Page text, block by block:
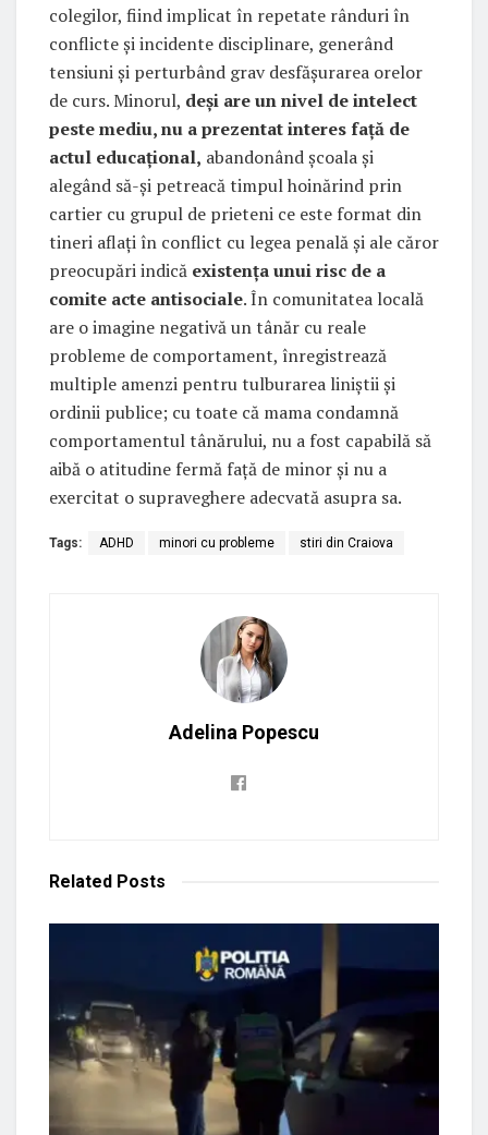
colegilor, fiind implicat în repetate rânduri în
conflicte și incidente disciplinare, generând
tensiuni și perturbând grav desfășurarea orelor
de curs. Minorul, deși are un nivel de intelect
peste mediu, nu a prezentat interes față de
actul educațional, abandonând școala și
alegând să-și petreacă timpul hoinărind prin
cartier cu grupul de prieteni ce este format din
tineri aflați în conflict cu legea penală și ale căror
preocupări indică existența unui risc de a
comite acte antisociale. În comunitatea locală
are o imagine negativă un tânăr cu reale
probleme de comportament, înregistrează
multiple amenzi pentru tulburarea liniștii și
ordinii publice; cu toate că mama condamnă
comportamentul tânărului, nu a fost capabilă să
aibă o atitudine fermă față de minor și nu a
exercitat o supraveghere adecvată asupra sa.
Tags: ADHD minori cu probleme stiri din Craiova
Adelina Popescu
Related Posts